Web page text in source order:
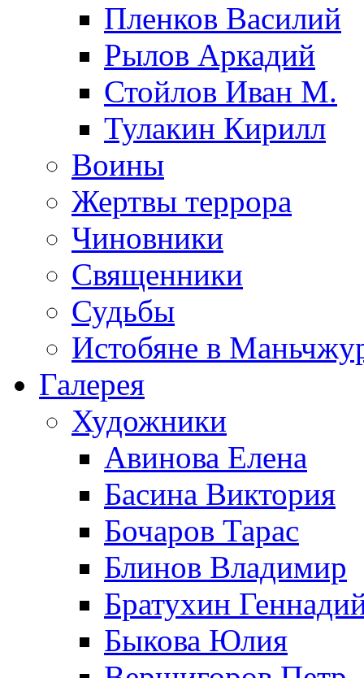
Пленков Василий
Рылов Аркадий
Стойлов Иван М.
Тулакин Кирилл
Воины
Жертвы террора
Чиновники
Священники
Судьбы
Истобяне в
Галерея
Художники
Авинова Елена
Басина Виктория
Бочаров Тарас
Блинов Владимир
Братухин
Быкова Юлия